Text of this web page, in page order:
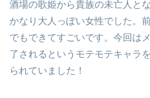
酒場の歌姫から貴族の未亡人と
かなり大人っぽい女性でした。
でもできてすごいです。今回は
了されるというモテモテキャラ
られていました！